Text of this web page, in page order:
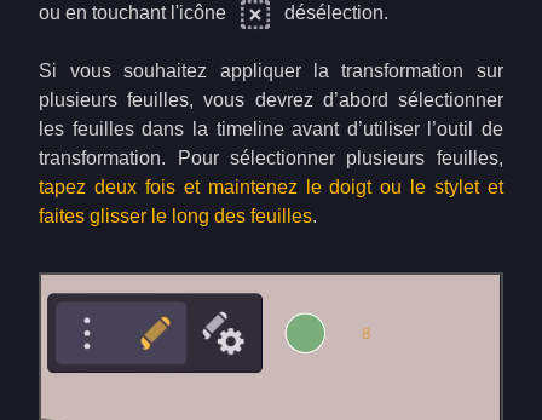
ou en touchant l'icône
désélection.
Si vous souhaitez appliquer la transformation sur
plusieurs feuilles, vous devrez d’abord sélectionner
les feuilles dans la timeline avant d’utiliser l’outil de
transformation. Pour sélectionner plusieurs feuilles,
tapez deux fois et maintenez le doigt ou le stylet et
faites glisser le long des feuilles.